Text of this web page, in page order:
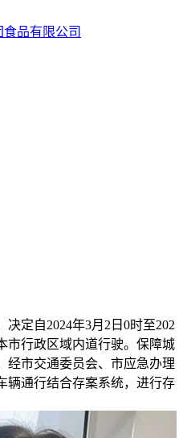
定自2024年3月2日0时至202
市行政区域内道行驶。保障城
经市交通委员会、市应急办理
辆通行结合存案系统，进行存